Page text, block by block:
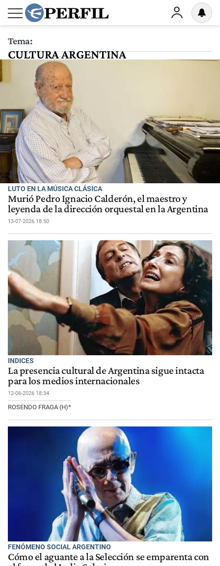
Tema:
CULTURA ARGENTINA
LUTO EN LA MÚSICA CLÁSICA
Murió Pedro Ignacio Calderón, el maestro y
leyenda de la dirección orquestal en la Argentina
13-07-2026 18:50
INDICES
La presencia cultural de Argentina sigue intacta
para los medios internacionales
12-06-2026 18:34
ROSENDO FRAGA (H)*
FENÓMENO SOCIAL ARGENTINO
Cómo el aguante a la Selección se emparenta con